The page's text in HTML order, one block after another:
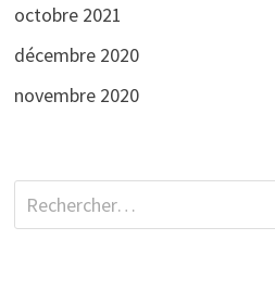
octobre 2021
décembre 2020
novembre 2020
Rechercher :